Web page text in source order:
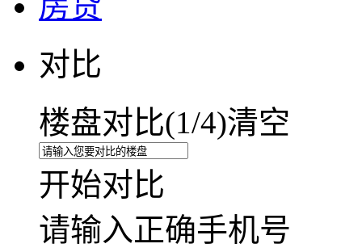
对比
楼盘对比(1/4)清空
开始对比
请输入正确手机号